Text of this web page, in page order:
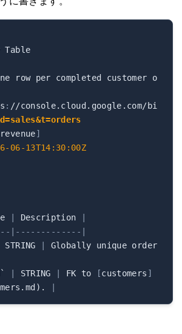
row per completed customer o
: //console.cloud.google.com/bi
revenue]
06-13T14:30:00Z
Description
--- --- --- --- -
STRING
Globally unique order
STRING FK to [customers ]